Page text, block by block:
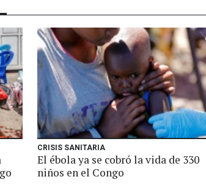
CRISIS SANITARIA
El ébola ya se cobró la vida de 330
niños en el Congo